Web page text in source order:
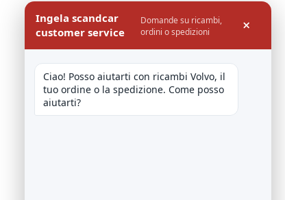
Ingela scandcar
customer service
Domande su ricambi,
ordini o spedizioni
×
Ciao! Posso aiutarti con ricambi Volvo, il
tuo ordine o la spedizione. Come posso
aiutarti?